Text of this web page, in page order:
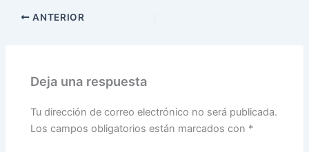
ANTERIOR
Deja una respuesta
Tu dirección de correo electrónico no será publicada.
Los campos obligatorios están marcados con *